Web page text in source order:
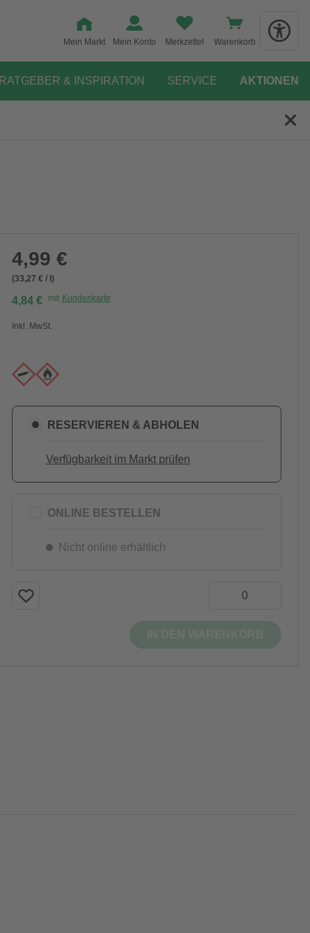
Mein Markt Mein Konto Merkzettel Warenkorb
RATGEBER & INSPIRATION SERVICE AKTIONEN
4,99 €
(33,27 € / l)
4,84 € mit Kundenkarte
Inkl. MwSt.
RESERVIEREN & ABHOLEN
Verfügbarkeit im Markt prüfen
ONLINE BESTELLEN
Nicht online erhältlich